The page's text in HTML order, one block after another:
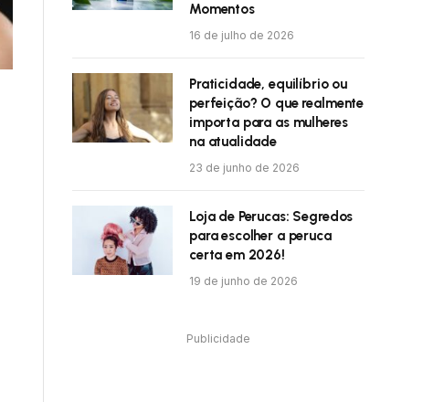
Momentos
16 de julho de 2026
Praticidade, equilíbrio ou
perfeição? O que realmente
importa para as mulheres
na atualidade
23 de junho de 2026
Loja de Perucas: Segredos
para escolher a peruca
certa em 2026!
19 de junho de 2026
Publicidade